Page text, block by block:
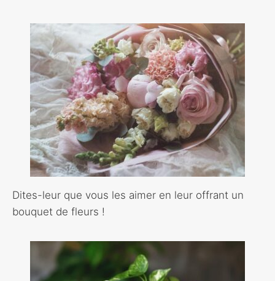
Dites-leur que vous les aimer en leur offrant un
bouquet de fleurs !